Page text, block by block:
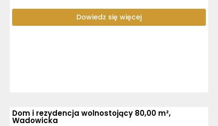
Dowiedz się więcej
Dom i rezydencja wolnostojący 80,00 m²,
Wadowicka